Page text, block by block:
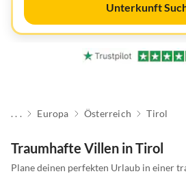
Unterkunft
. . . Europa Österreich Tirol
Traumhafte Villen in Tirol
Plane deinen perfekten Urlaub in einer